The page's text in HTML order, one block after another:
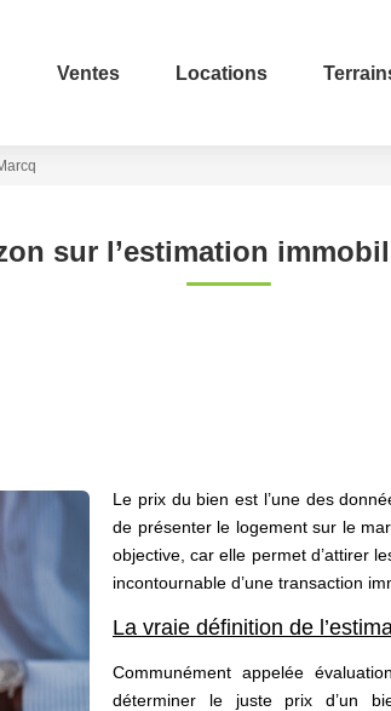
Ventes Locations
sur l’estimation
Le prix du bien est l’une des
de présenter le logement sur le
objective, car elle permet d’attirer
incontournable d’une transaction
La vraie définition de
Communément appelée
déterminer le juste prix d’un